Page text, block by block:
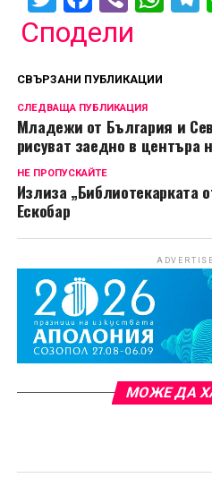
Сподели
СВЪРЗАНИ ПУБЛИКАЦИИ
СЛЕДВАЩА ПУБЛИКАЦИЯ
Младежи от България и
рисуват заедно в центъра
НЕ ПРОПУСКАЙТЕ
Излиза „Библиотекарката
Ескобар
МОЖЕ ДА